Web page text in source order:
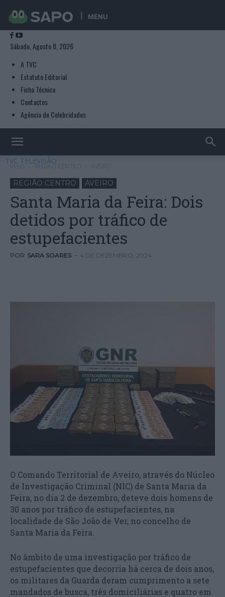
MENU
Sábado, Agosto 8, 2026
A TVC
Estatuto Editorial
Ficha Técnica
Contactos
Agência de Celebridades
TVC TELEVISÃO
Início REGIÃO CENTRO
REGIÃO CENTRO AVEIRO
Santa Maria da Feira: Dois
detidos por tráfico de
estupefacientes
POR SARA SOARES - 4 DE DEZEMBRO, 2024
O Comando Territorial de Aveiro, através do Núcleo
de Investigação Criminal (NIC) de Santa Maria da
Feira, no dia 2 de dezembro, deteve dois homens de
30 anos por tráfico de estupefacientes, na
localidade de São João de Ver, no concelho de
Santa Maria da Feira.
No âmbito de uma investigação por tráfico de
estupefacientes que decorria há cerca de dois anos,
os militares da Guarda deram cumprimento a sete
mandados de busca, três domiciliárias e quatro em